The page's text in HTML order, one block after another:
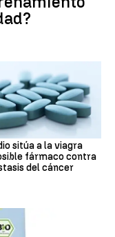
sitúa a la viagra
fármaco contra
del cáncer